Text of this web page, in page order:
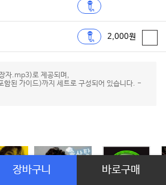
2,000원
자.mp3)로 제공되며,
함된 가이드)까지 세트로 구성되어 있습니다. -
장바구니 바로구매